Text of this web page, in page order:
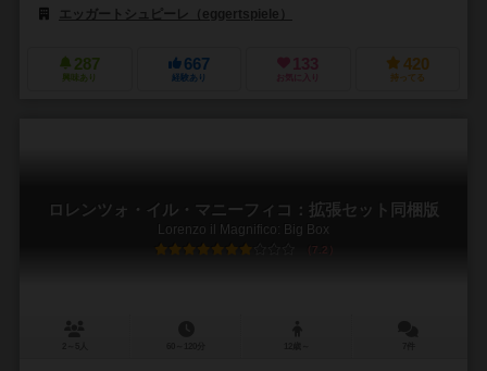
エッガートシュピーレ（eggertspiele）
287
興味あり
667
経験あり
133
お気に入り
420
持ってる
ロレンツォ・イル・マニーフィコ：拡張セット同梱版
Lorenzo il Magnifico: Big Box
7.2